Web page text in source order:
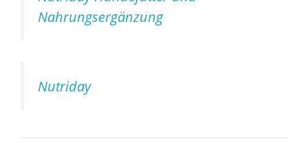
Nahrungsergänzung
Nutriday